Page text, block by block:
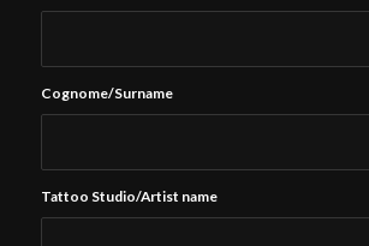
Cognome/Surname
Tattoo Studio/Artist name